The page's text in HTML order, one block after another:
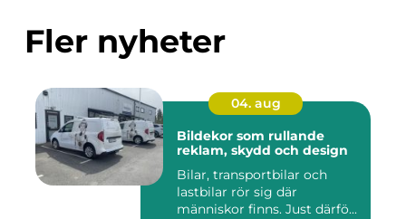
Fler nyheter
04. aug
Bildekor som rullande
reklam, skydd och design
Bilar, transportbilar och
lastbilar rör sig där
människor finns. Just därfö...